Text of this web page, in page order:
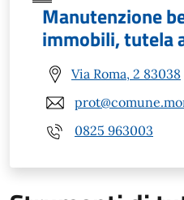
Manutenzione
immobili, tutela
Via Roma, 2 83038
0825 963003